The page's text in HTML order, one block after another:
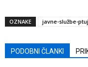
OZNAKE javne-službe-ptuj
PODOBNI ČLANKI